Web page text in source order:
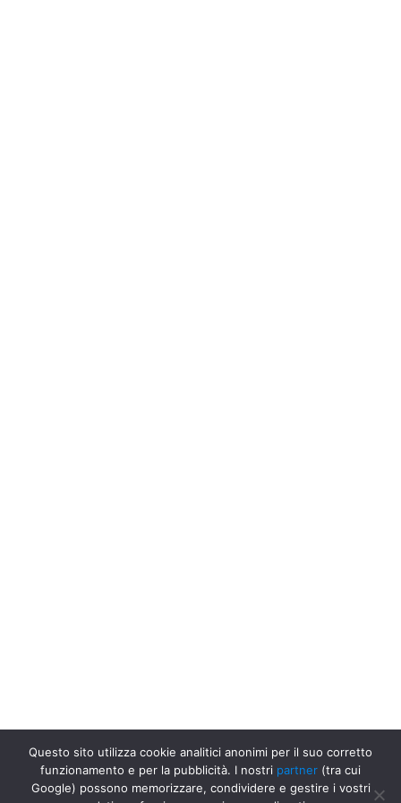
Questo sito utilizza cookie analitici anonimi per il suo corretto
funzionamento e per la pubblicità. I nostri partner (tra cui
Google) possono memorizzare, condividere e gestire i vostri